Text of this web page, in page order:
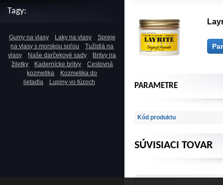
Tagy:
Gumy na vlasy Laky na vlasy
Spreje
na vlasy s morskou soľou
Tužidlá na
vlasy
Naše darčekové sady
Britvy na
žiletky
Kadernícke britvy
Cestovná
kozmetika
Kozmetika do
lietadla
Lupiny vo fúzoch PARAMETRE
Kód produktu
SÚVISIACI TOVAR